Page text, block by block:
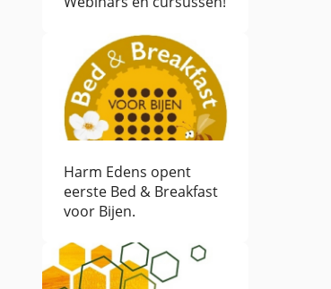
Harm Edens opent
eerste Bed & Breakfast
voor Bijen.